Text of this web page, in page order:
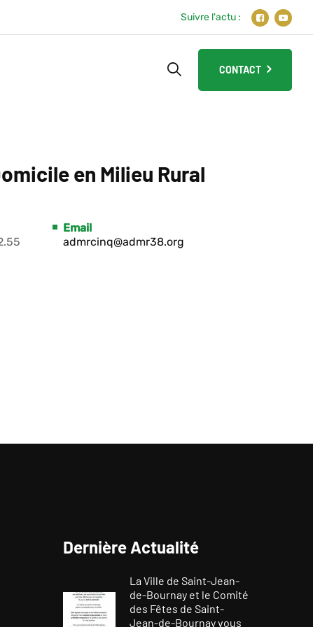
Suivre l'actu :
CONTACT
en Milieu Rural
Email
admrcinq@admr38.org
Dernière Actualité
La Ville de Saint-Jean-
de-Bournay et le Comité
des Fêtes de Saint-
Jean-de-Bournay vous